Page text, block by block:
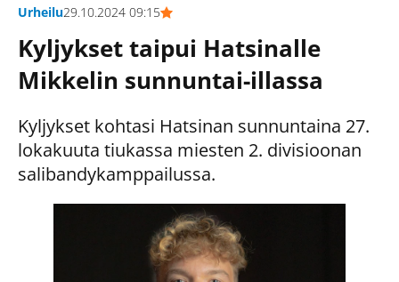
Urheilu29.10.2024 09:15
Kyljykset taipui Hatsinalle
Mikkelin sunnuntai-illassa
Kyljykset kohtasi Hatsinan sunnuntaina 27.
lokakuuta tiukassa miesten 2. divisioonan
salibandykamppailussa.